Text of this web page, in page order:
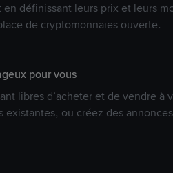
en définissant leurs prix et leurs
de cryptomonnaies ouverte.
pour vous
libres d’acheter et de vendre à
existantes, ou créez des